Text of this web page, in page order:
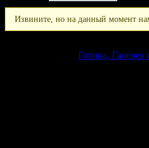
Извините, но на данный момент
Готика, Галерея